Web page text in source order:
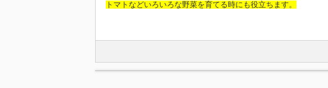
トマトなどいろいろな野菜を育てる時にも役立ちます。